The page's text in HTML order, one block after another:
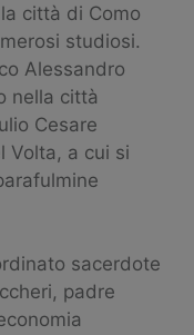
città di Como
studiosi.
Alessandro
nella città
Cesare
Volta, a cui si
sacerdote
padre